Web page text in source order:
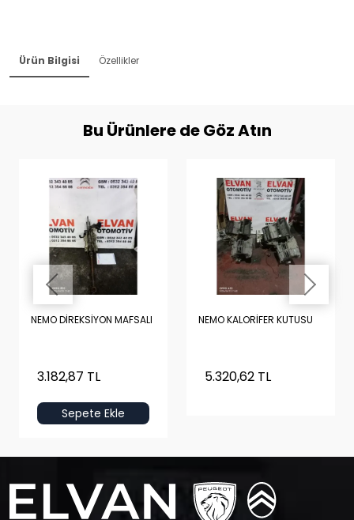
Ürün Bilgisi Özellikler
Bu Ürünlere de Göz Atın
NEMO DİREKSİYON MAFSALI
3.182,87 TL
Sepete Ekle
NEMO KALORİFER KUTUSU
5.320,62 TL